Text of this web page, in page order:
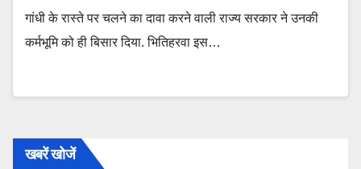
गांधी के रास्ते पर चलने का दावा करने वाली राज्य सरकार ने उनकी
कर्मभूमि को ही बिसार दिया. भितिहरवा इस…
खबरें खोजें